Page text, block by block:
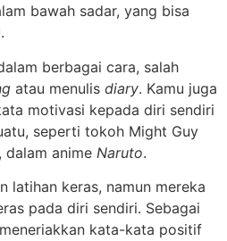
bawah sadar, yang bisa
berbagai cara, salah
atau menulis diary. Kamu juga
motivasi kepada diri sendiri
seperti tokoh Might Guy
dalam anime Naruto.
latihan keras, namun mereka
pada diri sendiri. Sebagai
kata-kata positif